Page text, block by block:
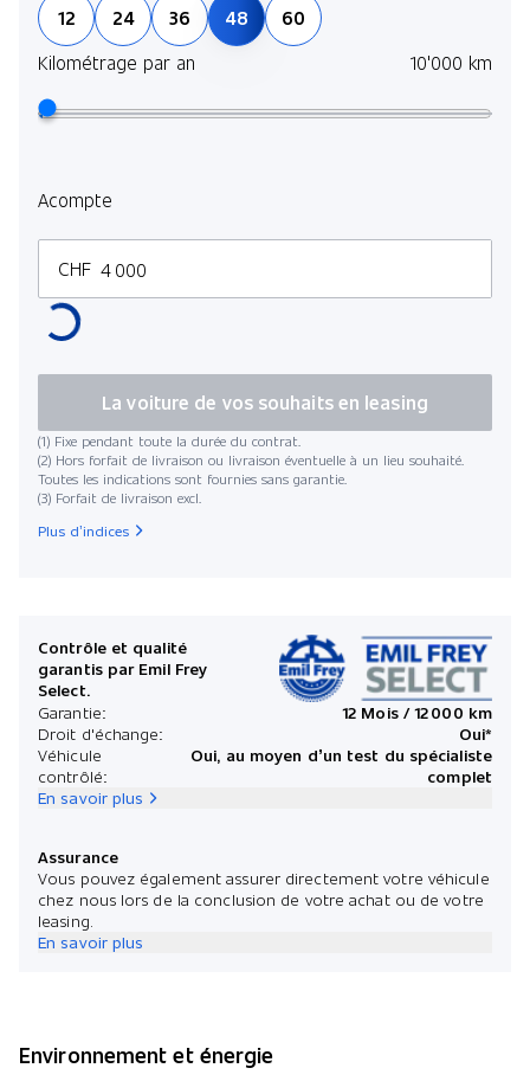
12 24 36 48
60
Kilométrage par an
10'000 km
Acompte
CHF
(1) Fixe pendant toute la durée du contrat.
(2) Hors forfait de livraison ou livraison éventuelle à un lieu souhaité.
Toutes les indications sont fournies sans garantie.
(3) Forfait de livraison excl.
La voiture de vos souhaits en leasing
Plus d’indices
Contrôle et qualité
garantis par Emil Frey
Select.
Garantie:
12 Mois / 12 000 km
Droit d'échange:
Oui*
Véhicule
contrôlé:
Oui, au moyen d’un test du spécialiste
complet
En savoir plus
Assurance
Vous pouvez également assurer directement votre véhicule
chez nous lors de la conclusion de votre achat ou de votre
leasing.
En savoir plus
Environnement et énergie